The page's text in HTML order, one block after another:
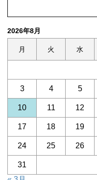
2026年8月
月 火 水
3 4 5
10 11 12
17 18 19
24 25 26
31